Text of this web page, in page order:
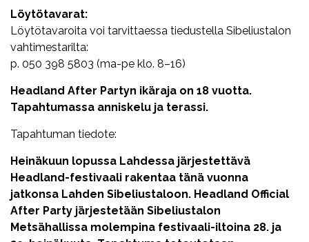
Löytötavarat:
Löytötavaroita voi tarvittaessa tiedustella Sibeliustalon
vahtimestarilta:
p. 050 398 5803 (ma-pe klo. 8–16)
Headland After Partyn ikäraja on 18 vuotta.
Tapahtumassa anniskelu ja terassi.
Tapahtuman tiedote:
Heinäkuun lopussa Lahdessa järjestettävä
Headland-festivaali rakentaa tänä vuonna
jatkonsa Lahden Sibeliustaloon. Headland Official
After Party järjestetään Sibeliustalon
Metsähallissa molempina festivaali-iltoina 28. ja